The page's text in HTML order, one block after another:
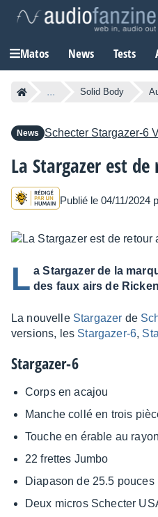
Matos News Tests
... Solid Body
News Schecter Stargazer-6
La Stargazer est
Publié le 04/11/2024
L a Stargazer de la
des faux airs de
La nouvelle Star­ga­zer de
versions, les Star­ga­zer-6,
Star­ga­zer-6
Corps en acajou
Manche collé en trois
Touche en érable au
22 frettes Jumbo
Diapa­son de 25.5 pouces
Deux micros Schec­ter